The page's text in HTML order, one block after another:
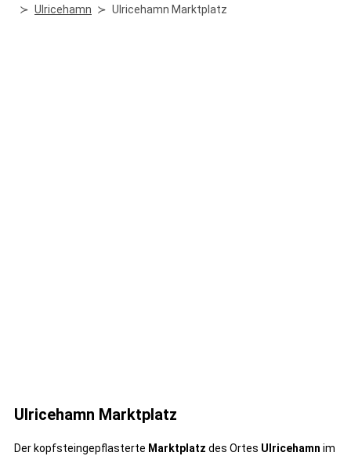
Ulricehamn
Ulricehamn Marktplatz
Ulricehamn Marktplatz
Der kopfsteingepflasterte Marktplatz des Ortes Ulricehamn im